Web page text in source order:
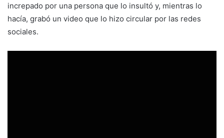
increpado por una persona que lo insultó y, mientras lo
hacía, grabó un video que lo hizo circular por las redes
sociales.